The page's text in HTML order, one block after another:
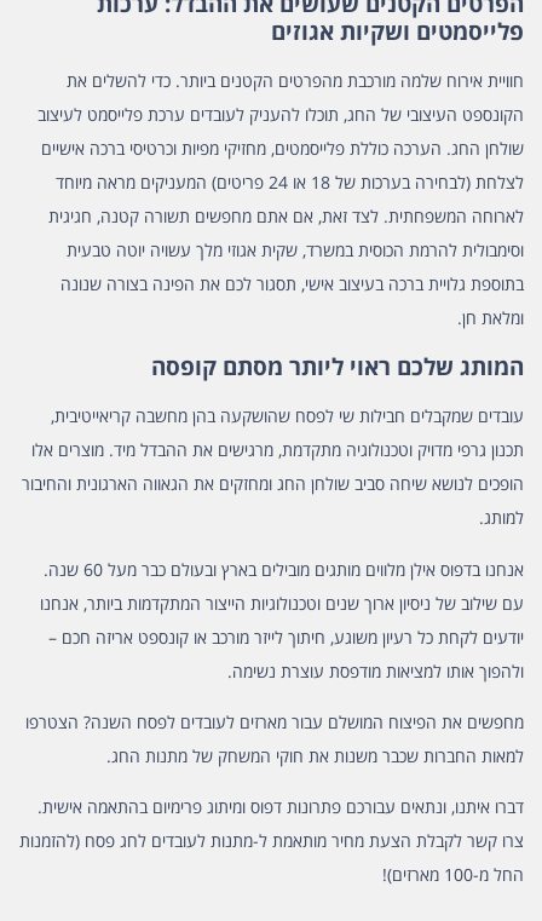
פלייסמטים ושקיות אגוזים
חוויית אירוח שלמה מורכבת מהפרטים הקטנים ביותר. כדי להשלים את
הקונספט העיצובי של החג, תוכלו להעניק לעובדים ערכת פלייסמט לעיצוב
שולחן החג. הערכה כוללת פלייסמטים, מחזיקי מפיות וכרטיסי ברכה אישיים
לצלחת (לבחירה בערכות של 18 או 24 פריטים) המעניקים מראה מיוחד
לארוחה המשפחתית. לצד זאת, אם אתם מחפשים תשורה קטנה, חגיגית
וסימבולית להרמת הכוסית במשרד, שקית אגוזי מלך עשויה יוטה טבעית
בתוספת גלויית ברכה בעיצוב אישי, תסגור לכם את הפינה בצורה שנונה
ומלאת חן.
המותג שלכם ראוי ליותר מסתם קופסה
עובדים שמקבלים חבילות שי לפסח שהושקעה בהן מחשבה קריאייטיבית,
תכנון גרפי מדויק וטכנולוגיה מתקדמת, מרגישים את ההבדל מיד. מוצרים אלו
הופכים לנושא שיחה סביב שולחן החג ומחזקים את הגאווה הארגונית והחיבור
למותג.
אנחנו בדפוס אילן מלווים מותגים מובילים בארץ ובעולם כבר מעל 60 שנה.
עם שילוב של ניסיון ארוך שנים וטכנולוגיות הייצור המתקדמות ביותר, אנחנו
יודעים לקחת כל רעיון משוגע, חיתוך לייזר מורכב או קונספט אריזה חכם –
ולהפוך אותו למציאות מודפסת עוצרת נשימה.
מחפשים את הפיצוח המושלם עבור מארזים לעובדים לפסח השנה? הצטרפו
למאות החברות שכבר משנות את חוקי המשחק של מתנות החג.
דברו איתנו, ונתאים עבורכם פתרונות דפוס ומיתוג פרימיום בהתאמה אישית.
צרו קשר לקבלת הצעת מחיר מותאמת ל-מתנות לעובדים לחג פסח (להזמנות
החל מ-100 מארזים)!